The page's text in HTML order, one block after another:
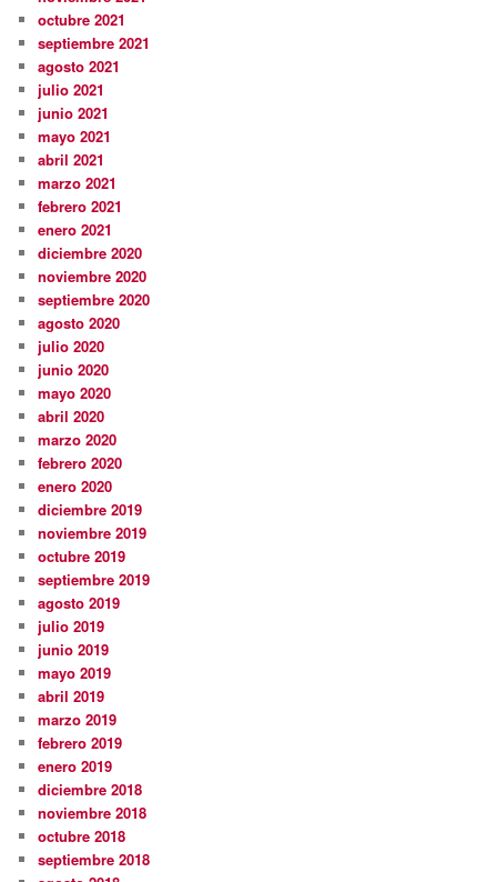
octubre 2021
septiembre 2021
agosto 2021
julio 2021
junio 2021
mayo 2021
abril 2021
marzo 2021
febrero 2021
enero 2021
diciembre 2020
noviembre 2020
septiembre 2020
agosto 2020
julio 2020
junio 2020
mayo 2020
abril 2020
marzo 2020
febrero 2020
enero 2020
diciembre 2019
noviembre 2019
octubre 2019
septiembre 2019
agosto 2019
julio 2019
junio 2019
mayo 2019
abril 2019
marzo 2019
febrero 2019
enero 2019
diciembre 2018
noviembre 2018
octubre 2018
septiembre 2018